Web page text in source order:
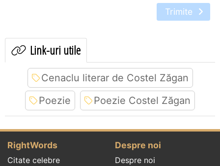
Trimite
Link-uri utile
Cenaclu literar de Costel Zăgan
Poezie
Poezie Costel Zăgan
RightWords
Citate celebre
Despre noi
Despre noi